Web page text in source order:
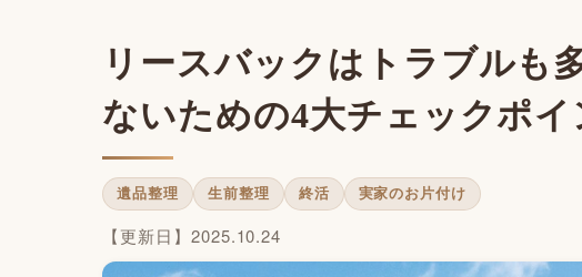
リースバックはトラブルも
ないための4大チェックポイ
遺品整理 生前整理 終活 実家のお片付け
【更新日】2025.10.24